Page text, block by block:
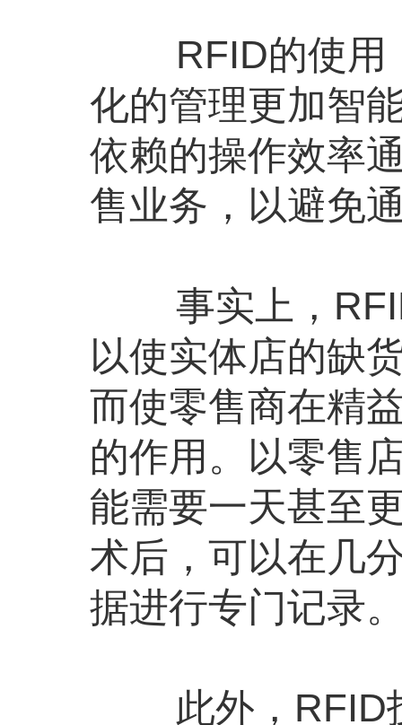
RFID的使用
化的管理更加智
依赖的操作效率
售业务，以避免
事实上，
以使实体店的缺
而使零售商在精
的作用。以零售
能需要一天甚至
术后，可以在几
据进行专门记录
此外，RFID